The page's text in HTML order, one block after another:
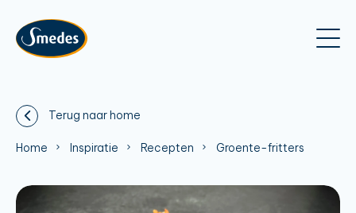
Terug naar home
Home Inspiratie Recepten Groente-fritters